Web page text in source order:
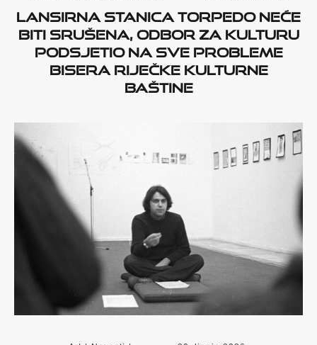
LANSIRNA STANICA TORPEDO NEĆE
BITI SRUŠENA, ODBOR ZA KULTURU
PODSJETIO NA SVE PROBLEME
BISERA RIJEČKE KULTURNE
BAŠTINE